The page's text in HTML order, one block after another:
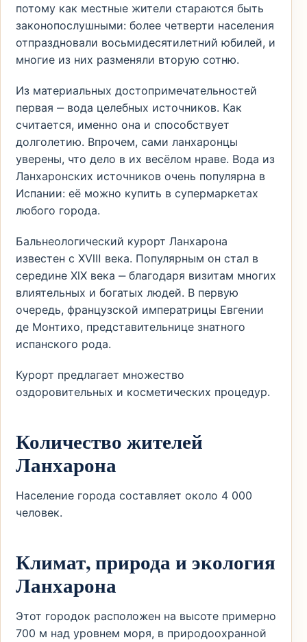
потому как местные жители стараются быть
законопослушными: более четверти населения
отпраздновали восьмидесятилетний юбилей, и
многие из них разменяли вторую сотню.
Из материальных достопримечательностей
первая ‒ вода целебных источников. Как
считается, именно она и способствует
долголетию. Впрочем, сами ланхаронцы
уверены, что дело в их весёлом нраве. Вода из
Ланхаронских источников очень популярна в
Испании: её можно купить в супермаркетах
любого города.
Бальнеологический курорт Ланхарона
известен с ⅩⅧ века. Популярным он стал в
середине ⅩⅼⅩ века ‒ благодаря визитам многих
влиятельных и богатых людей. В первую
очередь, французской императрицы Евгении
де Монтихо, представительнице знатного
испанского рода.
Курорт предлагает множество
оздоровительных и косметических процедур.
Количество жителей
Ланхарона
Население города составляет около 4 000
человек.
Климат, природа и экология
Ланхарона
Этот городок расположен на высоте примерно
700 м над уровнем моря, в природоохранной